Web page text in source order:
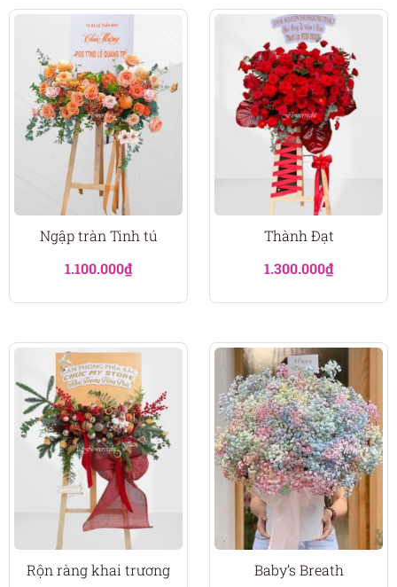
Ngập tràn Tinh tú
1.100.000₫
Thành Đạt
1.300.000₫
Rộn ràng khai trương
Baby’s Breath